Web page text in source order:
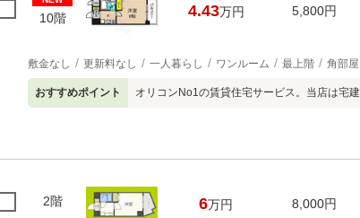
10階 4.43万円 5,800円
敷金なし 更新料なし 一人暮らし ワンルーム 最上階 角部屋
おすすめポイント オリコンNo1の賃貸住宅サービス。当店は宅
2階 6万円 8,000円